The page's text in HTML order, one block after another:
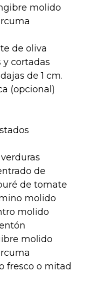
molido
de oliva
y cortadas
de 1 cm.
(opcional)
de
de tomate
molido
molido
molido
fresco o mitad